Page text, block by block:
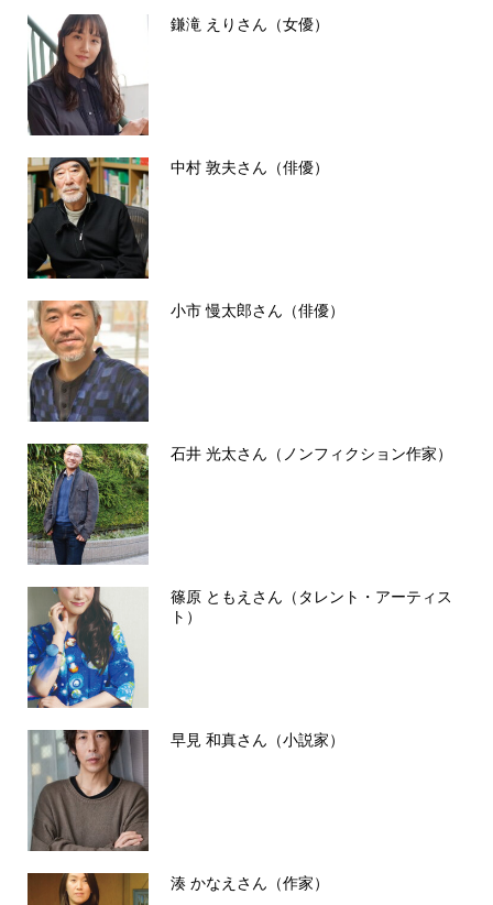
鎌滝 えりさん（女優）
中村 敦夫さん（俳優）
小市 慢太郎さん（俳優）
石井 光太さん（ノンフィクション作家）
篠原 ともえさん（タレント・アーティス
ト）
早見 和真さん（小説家）
湊 かなえさん（作家）